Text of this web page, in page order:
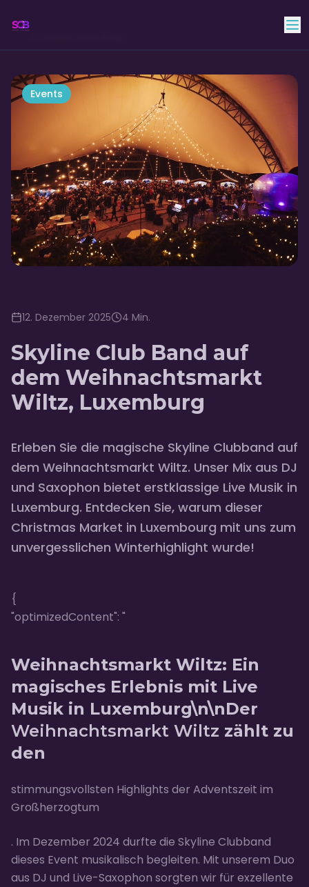
Skyline Club Band
Events
12. Dezember 2025 4 Min.
Skyline Club Band auf
dem Weihnachtsmarkt
Wiltz, Luxemburg
Erleben Sie die magische Skyline Clubband auf
dem Weihnachtsmarkt Wiltz. Unser Mix aus DJ
und Saxophon bietet erstklassige Live Musik in
Luxemburg. Entdecken Sie, warum dieser
Christmas Market in Luxembourg mit uns zum
unvergesslichen Winterhighlight wurde!
{
"optimizedContent": "
Weihnachtsmarkt Wiltz: Ein
magisches Erlebnis mit Live
Musik in Luxemburg\n\nDer
Weihnachtsmarkt Wiltz zählt zu
den
stimmungsvollsten Highlights der Adventszeit im
Großherzogtum
. Im Dezember 2024 durfte die Skyline Clubband
dieses Event musikalisch begleiten. Mit unserem Duo
aus DJ und Live-Saxophon sorgten wir für exzellente